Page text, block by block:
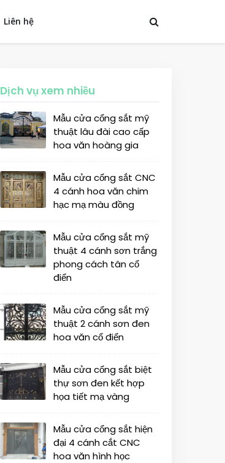
Liên hệ
Dịch vụ xem nhiều
Mẫu cửa cổng sắt mỹ
thuật lâu đài cao cấp
hoa văn hoàng gia
Mẫu cửa cổng sắt CNC
4 cánh hoa văn chim
hạc mạ màu đồng
Mẫu cửa cổng sắt mỹ
thuật 4 cánh sơn trắng
phong cách tân cổ
điển
Mẫu cửa cổng sắt mỹ
thuật 2 cánh sơn đen
hoa văn cổ điển
Mẫu cửa cổng sắt biệt
thự sơn đen kết hợp
họa tiết mạ vàng
Mẫu cửa cổng sắt hiện
đại 4 cánh cắt CNC
hoa văn hình học